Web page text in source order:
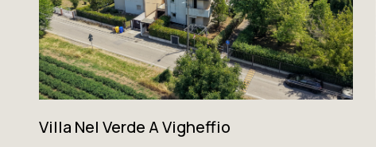
Villa Nel Verde A Vigheffio